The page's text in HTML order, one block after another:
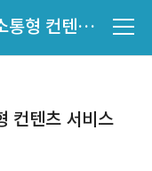
Flutter 기반 인플루언서 소통형 컨텐츠 서비스 개발
컨텐츠 서비스